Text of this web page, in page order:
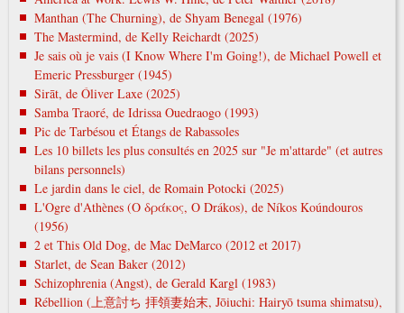
Manthan (The Churning), de Shyam Benegal (1976)
The Mastermind, de Kelly Reichardt (2025)
Je sais où je vais (I Know Where I'm Going!), de Michael Powell et
Emeric Pressburger (1945)
Sirāt, de Óliver Laxe (2025)
Samba Traoré, de Idrissa Ouedraogo (1993)
Pic de Tarbésou et Étangs de Rabassoles
Les 10 billets les plus consultés en 2025 sur "Je m'attarde" (et autres
bilans personnels)
Le jardin dans le ciel, de Romain Potocki (2025)
L'Ogre d'Athènes (Ο δράκος, O Drákos), de Níkos Koúndouros
(1956)
2 et This Old Dog, de Mac DeMarco (2012 et 2017)
Starlet, de Sean Baker (2012)
Schizophrenia (Angst), de Gerald Kargl (1983)
Rébellion (上意討ち 拝領妻始末, Jōiuchi: Hairyō tsuma shimatsu),